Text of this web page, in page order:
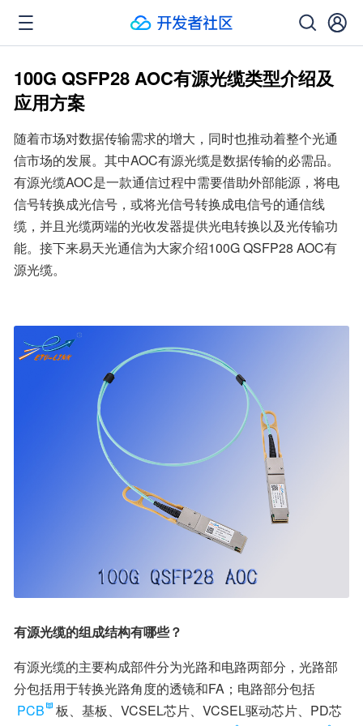
100G QSFP28 AOC有源光缆类型介绍及
应用方案
随着市场对数据传输需求的增大，同时也推动着整个光通
信市场的发展。其中AOC有源光缆是数据传输的必需品。
有源光缆AOC是一款通信过程中需要借助外部能源，将电
信号转换成光信号，或将光信号转换成电信号的通信线
缆，并且光缆两端的光收发器提供光电转换以及光传输功
能。接下来易天光通信为大家介绍100G QSFP28 AOC有
源光缆。
有源光缆的组成结构有哪些？
有源光缆的主要构成部件分为光路和电路两部分，光路部
分包括用于转换光路角度的透镜和FA；电路部分包括
PCB
板、基板、VCSEL芯片、VCSEL驱动芯片、PD芯